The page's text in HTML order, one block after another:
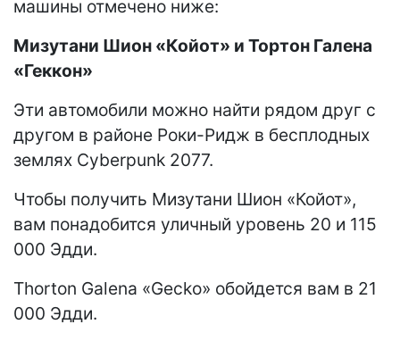
машины отмечено ниже:
Мизутани Шион «Койот» и Тортон Галена
«Геккон»
Эти автомобили можно найти рядом друг с
другом в районе Роки-Ридж в бесплодных
землях Cyberpunk 2077.
Чтобы получить Мизутани Шион «Койот»,
вам понадобится уличный уровень 20 и 115
000 Эдди.
Thorton Galena «Gecko» обойдется вам в 21
000 Эдди.